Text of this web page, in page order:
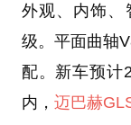
外观、内饰、
级。平面曲轴
配。新车预计
内， 迈巴赫